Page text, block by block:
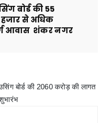
बोर्ड की 55
से अधिक
आवास शंकर नगर